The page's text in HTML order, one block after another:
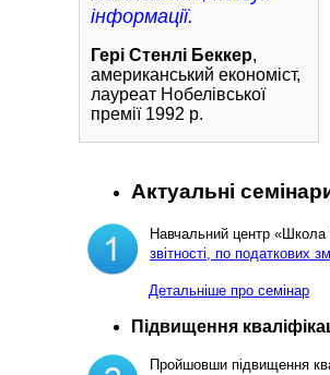
інформації.
Гері Стенлі Беккер,
американський економіст,
лауреат Нобелівської
премії 1992 р.
Актуальні
Навчальний центр «Школа
звітності, по податкових
Детальніше про семінар
Підвищення
Пройшовши підвищення